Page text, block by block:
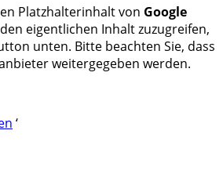
Platzhalterinhalt von Google
eigentlichen Inhalt zuzugreifen,
unten. Bitte beachten Sie, dass
weitergegeben werden.
‘